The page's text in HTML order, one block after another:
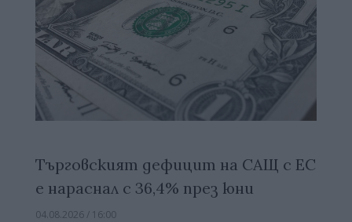
Търговският дефицит на САЩ с ЕС
е нараснал с 36,4% през юни
04.08.2026 / 16:00